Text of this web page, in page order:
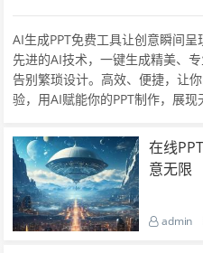
AI生成PPT免费工具让创意瞬间
先进的AI技术，一键生成精美、
告别繁琐设计。高效、便捷，让
验，用AI赋能你的PPT制作，展现
在线
意无限
admin